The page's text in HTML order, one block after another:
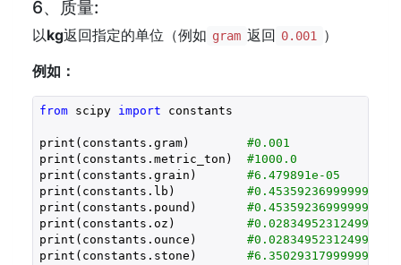
6、质量:
以kg返回指定的单位（例如 gram 返回 0.001
）
例如：
from scipy import constants
print(constants.gram) #0.001
print(constants.metric_ton) #1000.0
print(constants.grain) #6.479891e-05
print(constants.lb) #0.45359236999999997
print(constants.pound) #0.45359236999999997
print(constants.oz) #0.028349523124999998
print(constants.ounce) #0.028349523124999998
print(constants.stone) #6.3502931799999995